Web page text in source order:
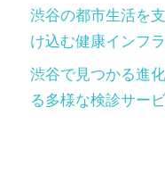
渋谷の都市生活を
け込む健康インフ
渋谷で見つかる進
る多様な検診サー